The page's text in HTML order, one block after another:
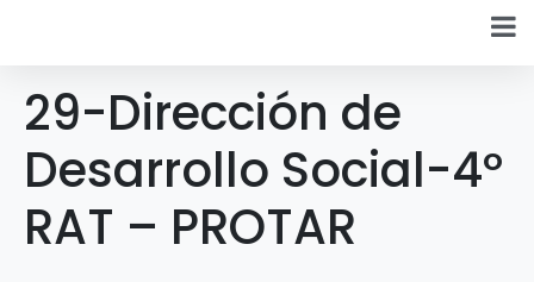
29-Dirección de
Desarrollo Social-4º
RAT – PROTAR